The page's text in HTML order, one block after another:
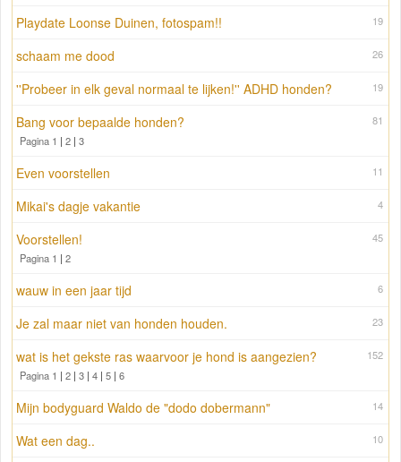
19
Playdate Loonse Duinen, fotospam!!
26
schaam me dood
19
''Probeer in elk geval normaal te lijken!'' ADHD honden?
81
Bang voor bepaalde honden?
Pagina 1 | 2 | 3
11
Even voorstellen
4
Mikai's dagje vakantie
45
Voorstellen!
Pagina 1 | 2
6
wauw in een jaar tijd
23
Je zal maar niet van honden houden.
152
wat is het gekste ras waarvoor je hond is aangezien?
Pagina 1 | 2 | 3 | 4 | 5 | 6
14
Mijn bodyguard Waldo de "dodo dobermann"
10
Wat een dag..